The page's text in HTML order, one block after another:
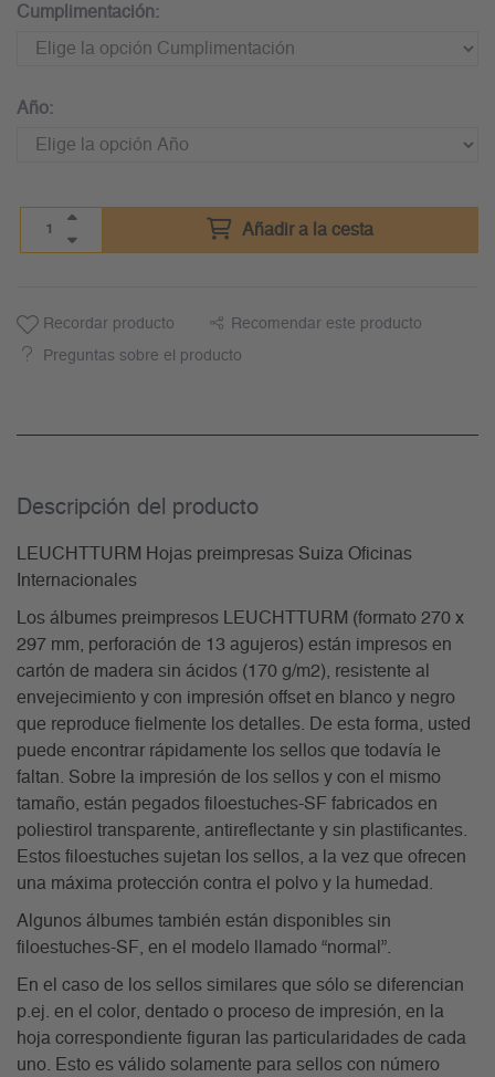
Cumplimentación:
Año:
Añadir a la cesta
Recordar producto Recomendar este producto
Preguntas sobre el producto
Descripción del producto
LEUCHTTURM Hojas preimpresas Suiza Oficinas
Internacionales
Los álbumes preimpresos LEUCHTTURM (formato 270 x
297 mm, perforación de 13 agujeros) están impresos en
cartón de madera sin ácidos (170 g/m2), resistente al
envejecimiento y con impresión offset en blanco y negro
que reproduce fielmente los detalles. De esta forma, usted
puede encontrar rápidamente los sellos que todavía le
faltan. Sobre la impresión de los sellos y con el mismo
tamaño, están pegados filoestuches-SF fabricados en
poliestirol transparente, antireflectante y sin plastificantes.
Estos filoestuches sujetan los sellos, a la vez que ofrecen
una máxima protección contra el polvo y la humedad.
Algunos álbumes también están disponibles sin
filoestuches-SF, en el modelo llamado “normal”.
En el caso de los sellos similares que sólo se diferencian
p.ej. en el color, dentado o proceso de impresión, en la
hoja correspondiente figuran las particularidades de cada
uno. Esto es válido solamente para sellos con número